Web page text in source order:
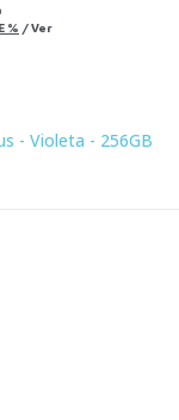
% /Ver
- Violeta - 256GB